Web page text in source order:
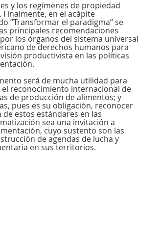
y los regímenes de propiedad
Finalmente, en el acápite
“Transformar el paradigma” se
principales recomendaciones
los órganos del sistema universal
de derechos humanos para
productivista en las políticas
será́ de mucha utilidad para
reconocimiento internacional de
de producción de alimentos; y
pues es su obligación, reconocer
estos estándares en las
sea una invitación a
cuyo sustento son las
de agendas de lucha y
en sus territorios.